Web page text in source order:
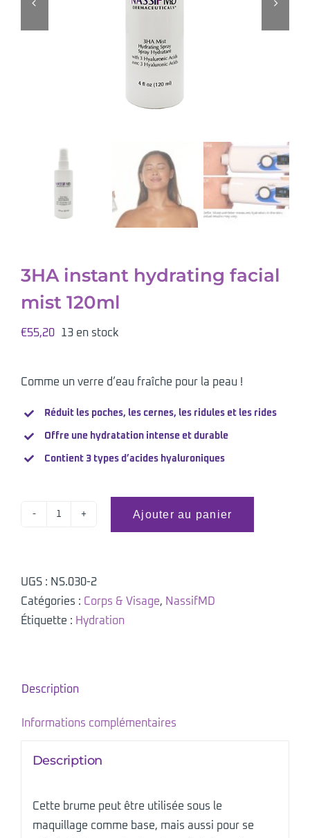
3HA instant hydrating facial
mist 120ml
€55,20 13 en stock
Comme un verre d’eau fraîche pour la peau !
Réduit les poches, les cernes, les ridules et les rides
Offre une hydratation intense et durable
Contient 3 types d’acides hyaluroniques
instant
hydrating
facial
Ajouter au panier
UGS : NS.030-2
Catégories : Corps & Visage, NassifMD
Étiquette : Hydration
Description
Informations complémentaires
Description
Cette brume peut être utilisée sous le
maquillage comme base, mais aussi pour se